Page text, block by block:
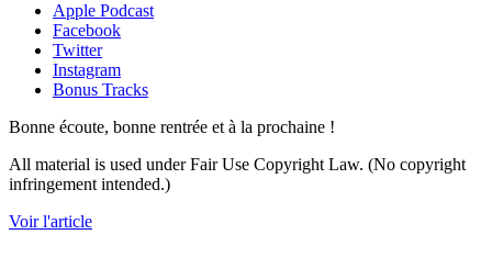
Apple Podcast
Facebook
Twitter
Instagram
Bonus Tracks
Bonne écoute, bonne rentrée et à la prochaine !
All material is used under Fair Use Copyright Law. (No copyright
infringement intended.)
Voir l'article